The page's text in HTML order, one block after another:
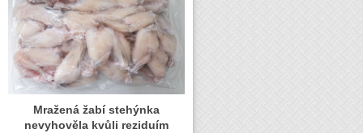
Mražená žabí stehýnka
nevyhověla kvůli reziduím